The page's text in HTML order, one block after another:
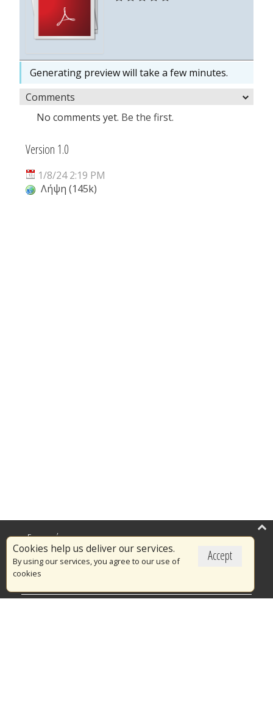
Generating preview will take a few minutes.
Comments
No comments yet. Be the first.
Version 1.0
1/8/24 2:19 PM
Λήψη (145k)
Accept
Cookies help us deliver our services.
By using our services, you agree to our use of
cookies
Επικαιρότητα
Το Πυροσβεστικό Σώμα